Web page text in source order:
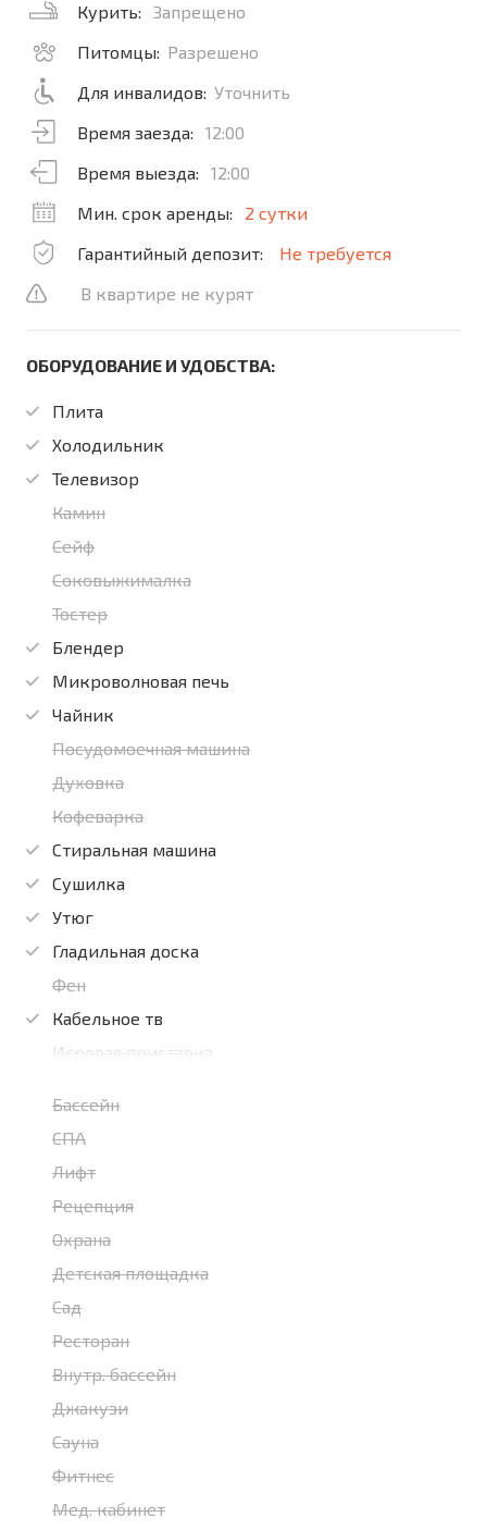
Курить:
Запрещено
Питомцы: Разрешено
Для инвалидов: Уточнить
Время заезда:
12:00
Время выезда:
12:00
Мин. срок аренды:
2 сутки
Гарантийный депозит:
Не требуется
В квартире не курят
ОБОРУДОВАНИЕ И УДОБСТВА:
Плита
Холодильник
Телевизор
Камин
Сейф
Соковыжималка
Тостер
Блендер
Микроволновая печь
Чайник
Посудомоечная машина
Духовка
Кофеварка
Стиральная машина
Сушилка
Утюг
Гладильная доска
Фен
Кабельное тв
Игровая приставка
Бассейн
СПА
Лифт
Рецепция
Охрана
Детская площадка
Сад
Ресторан
Внутр. бассейн
Джакузи
Сауна
Фитнес
Мед. кабинет